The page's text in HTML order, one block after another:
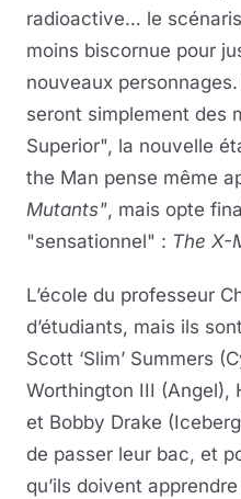
radioactive… le
moins biscornue pour
nouveaux
seront simplement des
Superior", la nouvelle
the Man pense même
Mutants", mais opte
"sensationnel" : The X-
L’école du professeur
d’étudiants, mais ils
Scott ‘Slim’ Summers
Worthington III (Angel),
et Bobby Drake
de passer leur bac, et
qu’ils doivent